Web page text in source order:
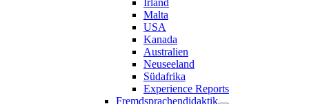
Malta
USA
Kanada
Australien
Neuseeland
Südafrika
Experience Reports
Fremdsprachendidaktik